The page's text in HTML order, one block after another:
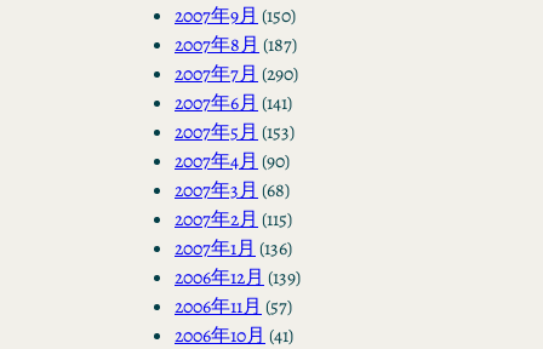
2007年9月 (150)
2007年8月 (187)
2007年7月 (290)
2007年6月 (141)
2007年5月 (153)
2007年4月 (90)
2007年3月 (68)
2007年2月 (115)
2007年1月 (136)
2006年12月 (139)
2006年11月 (57)
2006年10月 (41)